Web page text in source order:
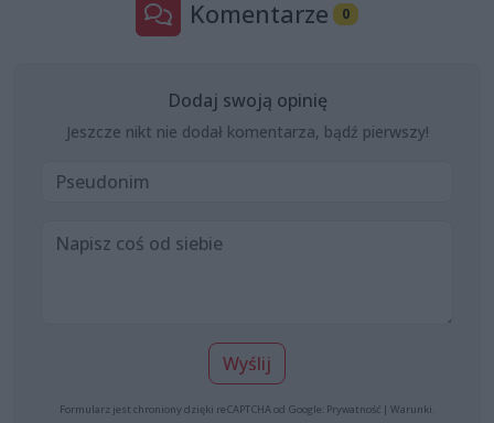
Komentarze 0
Dodaj swoją opinię
Jeszcze nikt nie dodał komentarza, bądź pierwszy!
Wyślij
Formularz jest chroniony dzięki reCAPTCHA od Google: Prywatność | Warunki